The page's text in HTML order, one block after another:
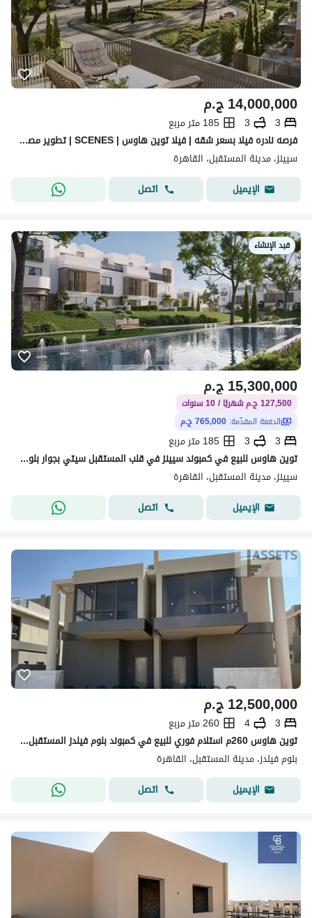
ج.م14,000,000
3
3
185 متر مربع
فرصه نادره فيلا بسعر شقه | فيلا توين هاوس | SCENES | تطوير مصر Tatweer Misr | المستقبل سيتي | Mostakbal city | القاهرة الجديدة
سيينز، مدينة المستقبل، القاهرة
الإيميل
اتصل
قيد الإنشاء
ج.م15,300,000
127,500 ج.م شهريًا / 10 سنوات
الدفعة المقدّمة: 765,000 ج.م
3
3
185 متر مربع
توين هاوس للبيع في كمبوند سيينز في قلب المستقبل سيتي بجوار بلوم فيلدز بمقدم 5% واقساط علي اطول فتره سداد دقائق من مطار القاره الدولي | Scenes
سيينز، مدينة المستقبل، القاهرة
الإيميل
اتصل
ج.م12,500,000
3
4
260 متر مربع
توين هاوس 260م استلام فوري للبيع في كمبوند بلوم فيلدز المستقبل ستي bloomfields
بلوم فيلدز، مدينة المستقبل، القاهرة
الإيميل
اتصل